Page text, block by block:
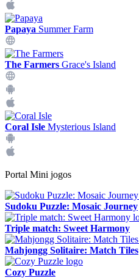
Papaya Summer Farm
The Farmers Grace's Island
Coral Isle Mysterious Island
Portal Mini jogos
Sudoku Puzzle: Mosaic Journey
Triple match: Sweet Harmony
Mahjongg Solitaire: Match Tiles
Cozy Puzzle